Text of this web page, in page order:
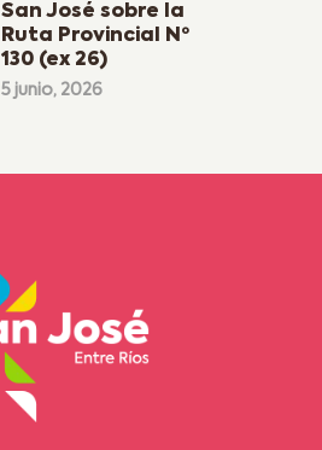
San José sobre la
Ruta Provincial Nº
130 (ex 26)
5 junio, 2026